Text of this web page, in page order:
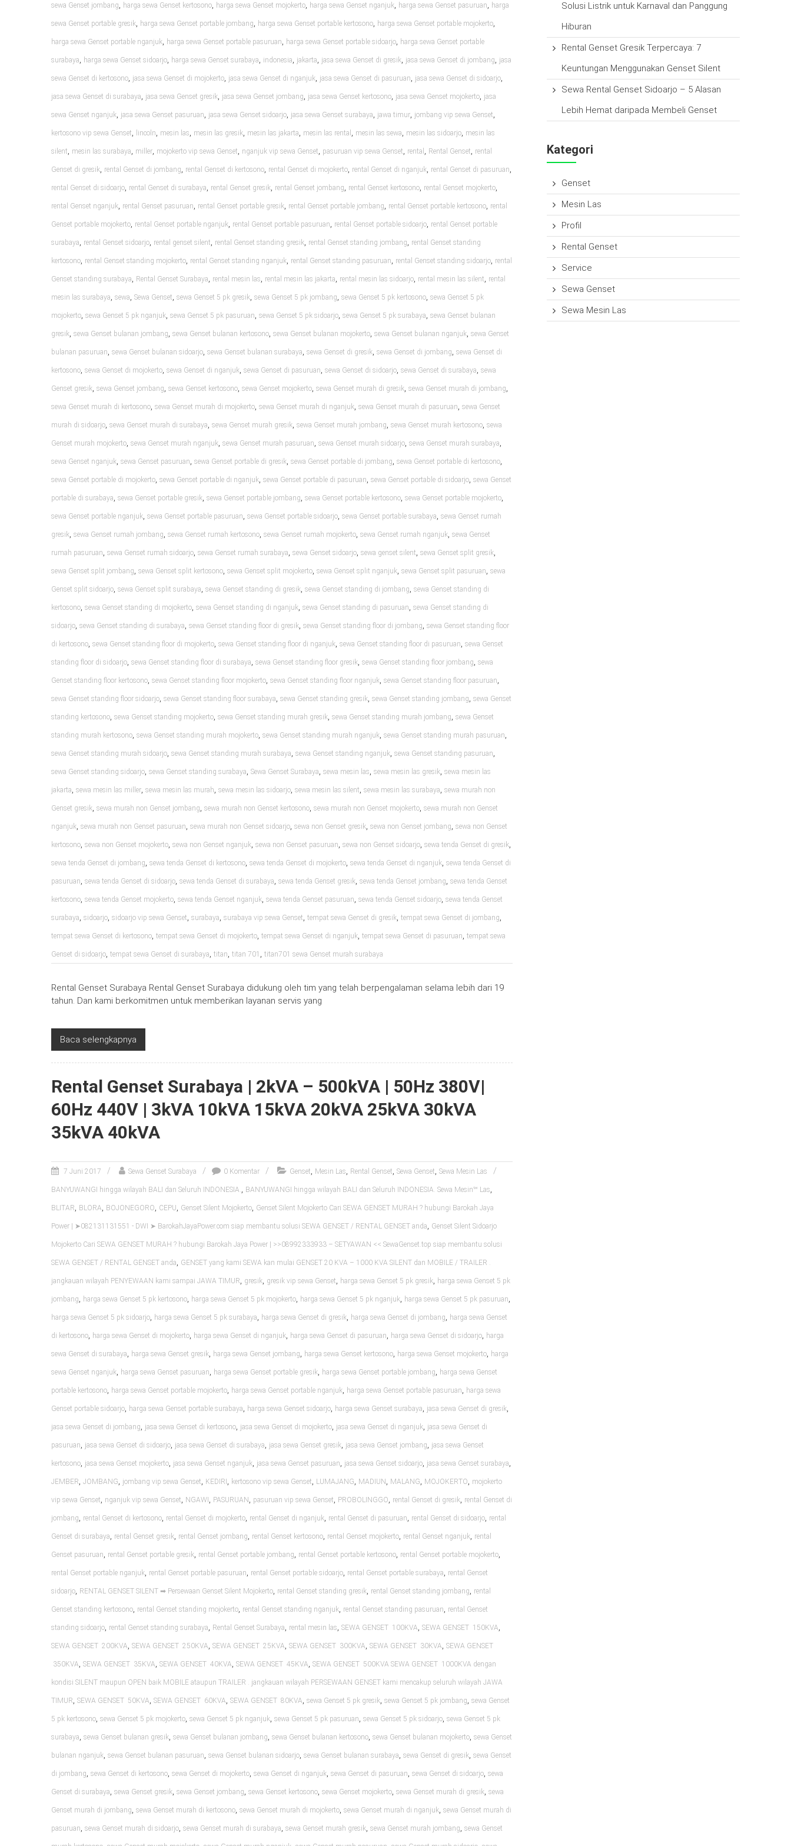
sewa Genset jombang, harga sewa Genset kertosono, harga sewa Genset mojokerto, harga sewa Genset nganjuk, harga sewa Genset pasuruan, harga
sewa Genset portable gresik, harga sewa Genset portable jombang, harga sewa Genset portable kertosono, harga sewa Genset portable mojokerto,
harga sewa Genset portable nganjuk, harga sewa Genset portable pasuruan, harga sewa Genset portable sidoarjo, harga sewa Genset portable
surabaya, harga sewa Genset sidoarjo, harga sewa Genset surabaya, indonesia, jakarta, jasa sewa Genset di gresik, jasa sewa Genset di jombang, jasa
sewa Genset di kertosono, jasa sewa Genset di mojokerto, jasa sewa Genset di nganjuk, jasa sewa Genset di pasuruan, jasa sewa Genset di sidoarjo,
jasa sewa Genset di surabaya, jasa sewa Genset gresik, jasa sewa Genset jombang, jasa sewa Genset kertosono, jasa sewa Genset mojokerto, jasa
sewa Genset nganjuk, jasa sewa Genset pasuruan, jasa sewa Genset sidoarjo, jasa sewa Genset surabaya, jawa timur, jombang vip sewa Genset,
kertosono vip sewa Genset, lincoln, mesin las, mesin las gresik, mesin las jakarta, mesin las rental , mesin las sewa, mesin las sidoarjo, mesin las
silent, mesin las surabaya, miller, mojokerto vip sewa Genset, nganjuk vip sewa Genset, pasuruan vip sewa Genset, rental , Rental Genset, rental
Genset di gresik, rental Genset di jombang, rental Genset di kertosono, rental Genset di mojokerto, rental Genset di nganjuk, rental Genset di pasuruan,
rental Genset di sidoarjo, rental Genset di surabaya, rental Genset gresik, rental Genset jombang, rental Genset kertosono, rental Genset mojokerto,
rental Genset nganjuk, rental Genset pasuruan, rental Genset portable gresik, rental Genset portable jombang, rental Genset portable kertosono, rental
Genset portable mojokerto, rental Genset portable nganjuk, rental Genset portable pasuruan, rental Genset portable sidoarjo, rental Genset portable
surabaya, rental Genset sidoarjo, rental genset silent, rental Genset standing gresik, rental Genset standing jombang, rental Genset standing
kertosono, rental Genset standing mojokerto, rental Genset standing nganjuk, rental Genset standing pasuruan, rental Genset standing sidoarjo, rental
Genset standing surabaya, Rental Genset Surabaya, rental mesin las, rental mesin las jakarta, rental mesin las sidoarjo, rental mesin las silent, rental
mesin las surabaya, sewa, Sewa Genset, sewa Genset 5 pk gresik, sewa Genset 5 pk jombang, sewa Genset 5 pk kertosono, sewa Genset 5 pk
mojokerto, sewa Genset 5 pk nganjuk, sewa Genset 5 pk pasuruan, sewa Genset 5 pk sidoarjo, sewa Genset 5 pk surabaya, sewa Genset bulanan
gresik, sewa Genset bulanan jombang, sewa Genset bulanan kertosono, sewa Genset bulanan mojokerto, sewa Genset bulanan nganjuk, sewa Genset
bulanan pasuruan, sewa Genset bulanan sidoarjo, sewa Genset bulanan surabaya, sewa Genset di gresik, sewa Genset di jombang, sewa Genset di
kertosono, sewa Genset di mojokerto, sewa Genset di nganjuk, sewa Genset di pasuruan, sewa Genset di sidoarjo, sewa Genset di surabaya, sewa
Genset gresik, sewa Genset jombang, sewa Genset kertosono, sewa Genset mojokerto, sewa Genset murah di gresik, sewa Genset murah di jombang,
sewa Genset murah di kertosono, sewa Genset murah di mojokerto, sewa Genset murah di nganjuk, sewa Genset murah di pasuruan, sewa Genset
murah di sidoarjo, sewa Genset murah di surabaya, sewa Genset murah gresik, sewa Genset murah jombang, sewa Genset murah kertosono, sewa
Genset murah mojokerto, sewa Genset murah nganjuk, sewa Genset murah pasuruan, sewa Genset murah sidoarjo, sewa Genset murah surabaya,
sewa Genset nganjuk, sewa Genset pasuruan, sewa Genset portable di gresik, sewa Genset portable di jombang, sewa Genset portable di kertosono,
sewa Genset portable di mojokerto, sewa Genset portable di nganjuk, sewa Genset portable di pasuruan, sewa Genset portable di sidoarjo, sewa Genset
portable di surabaya, sewa Genset portable gresik, sewa Genset portable jombang, sewa Genset portable kertosono, sewa Genset portable mojokerto,
sewa Genset portable nganjuk, sewa Genset portable pasuruan, sewa Genset portable sidoarjo, sewa Genset portable surabaya, sewa Genset rumah
gresik, sewa Genset rumah jombang, sewa Genset rumah kertosono, sewa Genset rumah mojokerto, sewa Genset rumah nganjuk, sewa Genset
rumah pasuruan, sewa Genset rumah sidoarjo, sewa Genset rumah surabaya, sewa Genset sidoarjo, sewa genset silent, sewa Genset split gresik,
sewa Genset split jombang, sewa Genset split kertosono, sewa Genset split mojokerto, sewa Genset split nganjuk, sewa Genset split pasuruan, sewa
Genset split sidoarjo, sewa Genset split surabaya, sewa Genset standing di gresik, sewa Genset standing di jombang, sewa Genset standing di
kertosono, sewa Genset standing di mojokerto, sewa Genset standing di nganjuk, sewa Genset standing di pasuruan, sewa Genset standing di
sidoarjo, sewa Genset standing di surabaya, sewa Genset standing floor di gresik, sewa Genset standing floor di jombang, sewa Genset standing floor
di kertosono, sewa Genset standing floor di mojokerto, sewa Genset standing floor di nganjuk, sewa Genset standing floor di pasuruan, sewa Genset
standing floor di sidoarjo, sewa Genset standing floor di surabaya, sewa Genset standing floor gresik, sewa Genset standing floor jombang, sewa
Genset standing floor kertosono, sewa Genset standing floor mojokerto, sewa Genset standing floor nganjuk, sewa Genset standing floor pasuruan,
sewa Genset standing floor sidoarjo, sewa Genset standing floor surabaya, sewa Genset standing gresik, sewa Genset standing jombang, sewa Genset
standing kertosono, sewa Genset standing mojokerto, sewa Genset standing murah gresik, sewa Genset standing murah jombang, sewa Genset
standing murah kertosono, sewa Genset standing murah mojokerto, sewa Genset standing murah nganjuk, sewa Genset standing murah pasuruan,
sewa Genset standing murah sidoarjo, sewa Genset standing murah surabaya, sewa Genset standing nganjuk, sewa Genset standing pasuruan,
sewa Genset standing sidoarjo, sewa Genset standing surabaya, Sewa Genset Surabaya, sewa mesin las, sewa mesin las gresik, sewa mesin las
jakarta, sewa mesin las miller, sewa mesin las murah, sewa mesin las sidoarjo, sewa mesin las silent, sewa mesin las surabaya, sewa murah non
Genset gresik, sewa murah non Genset jombang, sewa murah non Genset kertosono, sewa murah non Genset mojokerto, sewa murah non Genset
nganjuk, sewa murah non Genset pasuruan, sewa murah non Genset sidoarjo, sewa non Genset gresik, sewa non Genset jombang, sewa non Genset
kertosono, sewa non Genset mojokerto, sewa non Genset nganjuk, sewa non Genset pasuruan, sewa non Genset sidoarjo, sewa tenda Genset di gresik,
sewa tenda Genset di jombang, sewa tenda Genset di kertosono, sewa tenda Genset di mojokerto, sewa tenda Genset di nganjuk, sewa tenda Genset di
pasuruan, sewa tenda Genset di sidoarjo, sewa tenda Genset di surabaya, sewa tenda Genset gresik, sewa tenda Genset jombang, sewa tenda Genset
kertosono, sewa tenda Genset mojokerto, sewa tenda Genset nganjuk, sewa tenda Genset pasuruan, sewa tenda Genset sidoarjo, sewa tenda Genset
surabaya, sidoarjo, sidoarjo vip sewa Genset, surabaya, surabaya vip sewa Genset, tempat sewa Genset di gresik, tempat sewa Genset di jombang,
tempat sewa Genset di kertosono, tempat sewa Genset di mojokerto, tempat sewa Genset di nganjuk, tempat sewa Genset di pasuruan, tempat sewa
Genset di sidoarjo, tempat sewa Genset di surabaya, titan, titan 701 , titan701 sewa Genset murah surabaya
Rental Genset Surabaya Rental Genset Surabaya didukung oleh tim yang telah berpengalaman selama lebih dari 19
tahun. Dan kami berkomitmen untuk memberikan layanan servis yang
Baca selengkapnya
Rental Genset Surabaya | 2kVA – 500kVA | 50Hz 380V|
60Hz 440V | 3kVA 10kVA 15kVA 20kVA 25kVA 30kVA
35kVA 40kVA
7 Juni 2017 Sewa Genset Surabaya 0 Komentar Genset, Mesin Las, Rental Genset, Sewa Genset, Sewa Mesin Las
BANYUWANGI hingga wilayah BALI dan Seluruh INDONESIA., BANYUWANGI hingga wilayah BALI dan Seluruh INDONESIA. Sewa Mesin℠ Las,
BLITAR, BLORA, BOJONEGORO, CEPU, Genset Silent Mojokerto, Genset Silent Mojokerto Cari SEWA GENSET MURAH ? hubungi Barokah Jaya
Power | ➤082131131551 - DWI ➤ BarokahJayaPower.com siap membantu solusi SEWA GENSET / RENTAL GENSET anda, Genset Silent Sidoarjo
Mojokerto Cari SEWA GENSET MURAH ? hubungi Barokah Jaya Power | >>08992333933 – SETYAWAN << SewaGenset.top siap membantu solusi
SEWA GENSET / RENTAL GENSET anda, GENSET yang kami SEWA kan mulai GENSET 20 KVA – 1000 KVA SILENT dan MOBILE / TRAILER .
jangkauan wilayah PENYEWAAN kami sampai JAWA TIMUR, gresik, gresik vip sewa Genset, harga sewa Genset 5 pk gresik, harga sewa Genset 5 pk
jombang, harga sewa Genset 5 pk kertosono, harga sewa Genset 5 pk mojokerto, harga sewa Genset 5 pk nganjuk, harga sewa Genset 5 pk pasuruan,
harga sewa Genset 5 pk sidoarjo, harga sewa Genset 5 pk surabaya, harga sewa Genset di gresik, harga sewa Genset di jombang, harga sewa Genset
di kertosono, harga sewa Genset di mojokerto, harga sewa Genset di nganjuk, harga sewa Genset di pasuruan, harga sewa Genset di sidoarjo, harga
sewa Genset di surabaya, harga sewa Genset gresik, harga sewa Genset jombang, harga sewa Genset kertosono, harga sewa Genset mojokerto, harga
sewa Genset nganjuk, harga sewa Genset pasuruan, harga sewa Genset portable gresik, harga sewa Genset portable jombang, harga sewa Genset
portable kertosono, harga sewa Genset portable mojokerto, harga sewa Genset portable nganjuk, harga sewa Genset portable pasuruan, harga sewa
Genset portable sidoarjo, harga sewa Genset portable surabaya, harga sewa Genset sidoarjo, harga sewa Genset surabaya, jasa sewa Genset di gresik,
jasa sewa Genset di jombang, jasa sewa Genset di kertosono, jasa sewa Genset di mojokerto, jasa sewa Genset di nganjuk, jasa sewa Genset di
pasuruan, jasa sewa Genset di sidoarjo, jasa sewa Genset di surabaya, jasa sewa Genset gresik, jasa sewa Genset jombang, jasa sewa Genset
kertosono, jasa sewa Genset mojokerto, jasa sewa Genset nganjuk, jasa sewa Genset pasuruan, jasa sewa Genset sidoarjo, jasa sewa Genset surabaya,
JEMBER, JOMBANG, jombang vip sewa Genset, KEDIRI , kertosono vip sewa Genset, LUMAJANG, MADIUN , MALANG, MOJOKERTO, mojokerto
vip sewa Genset, nganjuk vip sewa Genset, NGAWI , PASURUAN , pasuruan vip sewa Genset, PROBOLINGGO, rental Genset di gresik, rental Genset di
jombang, rental Genset di kertosono, rental Genset di mojokerto, rental Genset di nganjuk, rental Genset di pasuruan, rental Genset di sidoarjo, rental
Genset di surabaya, rental Genset gresik, rental Genset jombang, rental Genset kertosono, rental Genset mojokerto, rental Genset nganjuk, rental
Genset pasuruan, rental Genset portable gresik, rental Genset portable jombang, rental Genset portable kertosono, rental Genset portable mojokerto,
rental Genset portable nganjuk, rental Genset portable pasuruan, rental Genset portable sidoarjo, rental Genset portable surabaya, rental Genset
sidoarjo, RENTAL GENSET SILENT ➡ Persewaan Genset Silent Mojokerto, rental Genset standing gresik, rental Genset standing jombang, rental
Genset standing kertosono, rental Genset standing mojokerto, rental Genset standing nganjuk, rental Genset standing pasuruan, rental Genset
standing sidoarjo, rental Genset standing surabaya, Rental Genset Surabaya, rental mesin las, SEWA GENSET 100KVA, SEWA GENSET 150KVA,
SEWA GENSET 200KVA, SEWA GENSET 250KVA, SEWA GENSET 25KVA, SEWA GENSET 300KVA, SEWA GENSET 30KVA, SEWA GENSET
350KVA, SEWA GENSET 35KVA, SEWA GENSET 40KVA, SEWA GENSET 45KVA, SEWA GENSET 500KVA SEWA GENSET 1000KVA dengan
kondisi SILENT maupun OPEN baik MOBILE ataupun TRAILER . jangkauan wilayah PERSEWAAN GENSET kami mencakup seluruh wilayah JAWA
TIMUR, SEWA GENSET 50KVA, SEWA GENSET 60KVA, SEWA GENSET 80KVA, sewa Genset 5 pk gresik, sewa Genset 5 pk jombang, sewa Genset
5 pk kertosono, sewa Genset 5 pk mojokerto, sewa Genset 5 pk nganjuk, sewa Genset 5 pk pasuruan, sewa Genset 5 pk sidoarjo, sewa Genset 5 pk
surabaya, sewa Genset bulanan gresik, sewa Genset bulanan jombang, sewa Genset bulanan kertosono, sewa Genset bulanan mojokerto, sewa Genset
bulanan nganjuk, sewa Genset bulanan pasuruan, sewa Genset bulanan sidoarjo, sewa Genset bulanan surabaya, sewa Genset di gresik, sewa Genset
di jombang, sewa Genset di kertosono, sewa Genset di mojokerto, sewa Genset di nganjuk, sewa Genset di pasuruan, sewa Genset di sidoarjo, sewa
Genset di surabaya, sewa Genset gresik, sewa Genset jombang, sewa Genset kertosono, sewa Genset mojokerto, sewa Genset murah di gresik, sewa
Genset murah di jombang, sewa Genset murah di kertosono, sewa Genset murah di mojokerto, sewa Genset murah di nganjuk, sewa Genset murah di
pasuruan, sewa Genset murah di sidoarjo, sewa Genset murah di surabaya, sewa Genset murah gresik, sewa Genset murah jombang, sewa Genset
Solusi Listrik untuk Karnaval dan Panggung
Hiburan
Rental Genset Gresik Terpercaya: 7
Keuntungan Menggunakan Genset Silent
Sewa Rental Genset Sidoarjo – 5 Alasan
Lebih Hemat daripada Membeli Genset
Kategori
Genset
Mesin Las
Profil
Rental Genset
Service
Sewa Genset
Sewa Mesin Las